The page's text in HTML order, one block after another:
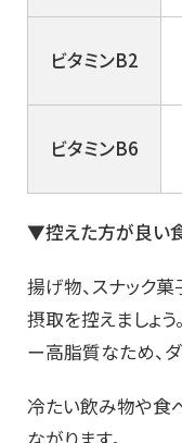
ビタミンB2
ビタミンB6
▼控えた方が良い
揚げ物、スナック
摂取を控えましょ
ー高脂質なため、
冷たい飲み物や食